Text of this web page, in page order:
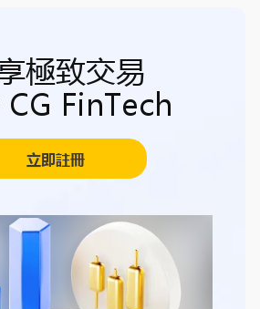
極致交易
FinTech
立即註冊